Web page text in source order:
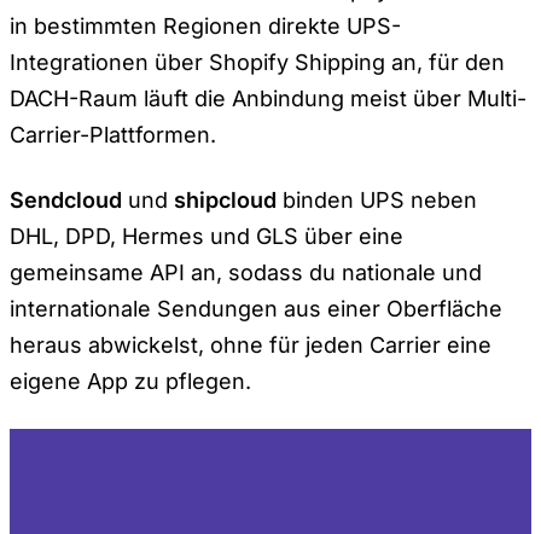
in bestimmten Regionen direkte UPS-
Integrationen über Shopify Shipping an, für den
DACH-Raum läuft die Anbindung meist über Multi-
Carrier-Plattformen.
Sendcloud und shipcloud binden UPS neben
DHL, DPD, Hermes und GLS über eine
gemeinsame API an, sodass du nationale und
internationale Sendungen aus einer Oberfläche
heraus abwickelst, ohne für jeden Carrier eine
eigene App zu pflegen.